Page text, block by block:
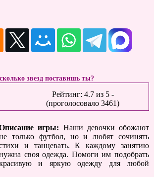
звезд поставишь ты?
Рейтинг: 4.7из 5-
(проголосовало 3461)
игры: Наши девочки обожают
только футбол, но и любят сочинять
и танцевать. К каждому занятию
своя одежда. Помоги им подобрать
и яркую одежду для любой